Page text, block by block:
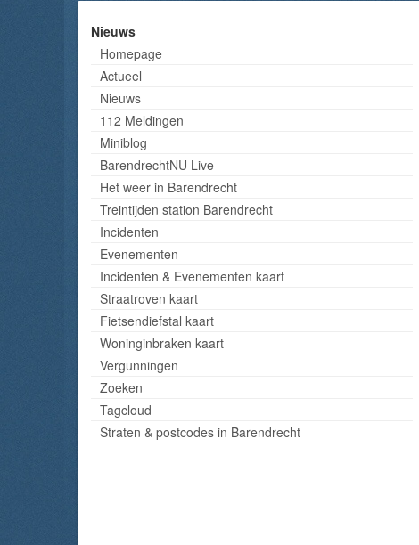
Nieuws
Homepage
Actueel
Nieuws
112 Meldingen
Miniblog
BarendrechtNU Live
Het weer in Barendrecht
Treintijden station Barendrecht
Incidenten
Evenementen
Incidenten & Evenementen kaart
Straatroven kaart
Fietsendiefstal kaart
Woninginbraken kaart
Vergunningen
Zoeken
Tagcloud
Straten & postcodes in Barendrecht